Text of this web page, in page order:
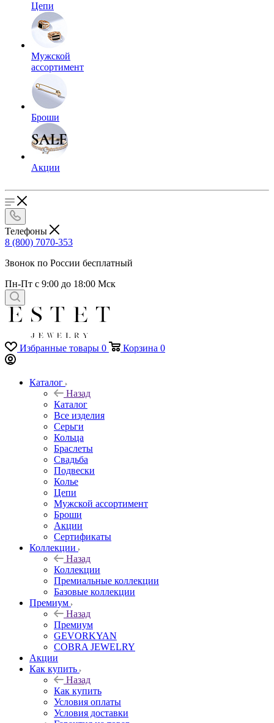
Цепи
Мужской
ассортимент
Броши
Акции
Телефоны
8 (800) 7070-353
Звонок по России бесплатный
Пн-Пт с 9:00 до 18:00 Мск
Избранные товары 0 Корзина 0
Каталог
Назад
Каталог
Все изделия
Серьги
Кольца
Браслеты
Свадьба
Подвески
Колье
Цепи
Мужской ассортимент
Броши
Акции
Сертификаты
Коллекции
Назад
Коллекции
Премиальные коллекции
Базовые коллекции
Премиум
Назад
Премиум
GEVORKYAN
COBRA JEWELRY
Акции
Как купить
Назад
Как купить
Условия оплаты
Условия доставки